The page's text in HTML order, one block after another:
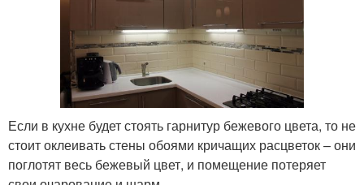
Если в кухне будет стоять гарнитур бежевого цвета, то не
стоит оклеивать стены обоями кричащих расцветок – они
поглотят весь бежевый цвет, и помещение потеряет